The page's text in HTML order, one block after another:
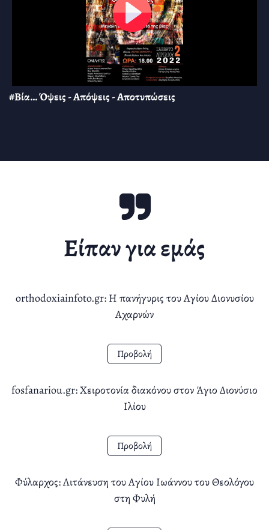
#Βία… Όψεις - Απόψεις - Αποτυπώσεις
Είπαν για εμάς
orthodoxiainfoto.gr: Η πανήγυρις του Αγίου Διονυσίου
Αχαρνών
Προβολή
fosfanariou.gr: Χειροτονία διακόνου στον Άγιο Διονύσιο
Ιλίου
Προβολή
Φύλαρχος: Λιτάνευση του Αγίου Ιωάννου του Θεολόγου
στη Φυλή